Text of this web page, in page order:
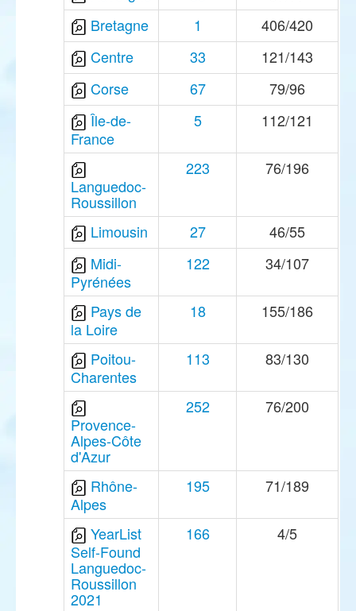
Bretagne
1
406/420
Centre
33
121/143
Corse
67
79/96
Île-de-
France
5 112/121
Languedoc-
Roussillon
223 76/196
Limousin 27
46/55
Midi-
Pyrénées
122 34/107
Pays de
la Loire
18 155/186
Poitou-
Charentes
113 83/130
Provence-
Alpes-Côte
d'Azur
252 76/200
Rhône-
Alpes
195 71/189
YearList
Self-Found
Languedoc-
Roussillon
2021
166 4/5